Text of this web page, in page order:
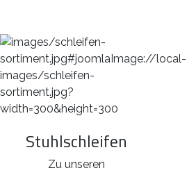
Stuhlschleifen
Zu unseren